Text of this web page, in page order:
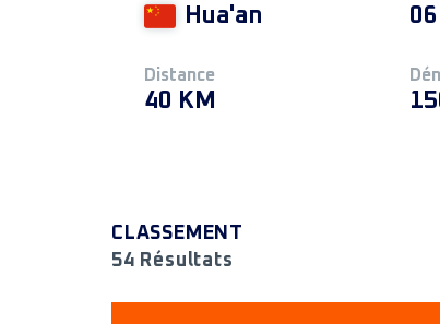
Hua'an
Distance
40 KM
CLASSEMENT
54 Résultats